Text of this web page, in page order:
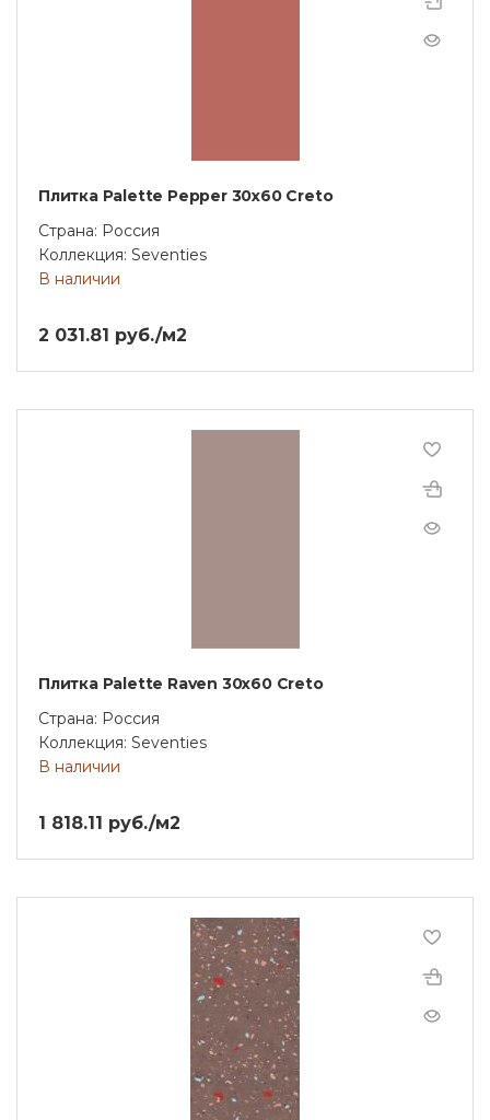
Плитка Palette Pepper 30х60 Creto
Страна: Россия
Коллекция: Seventies
В наличии
2 031.81 руб./м2
Плитка Palette Raven 30х60 Creto
Страна: Россия
Коллекция: Seventies
В наличии
1 818.11 руб./м2